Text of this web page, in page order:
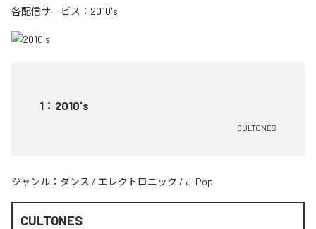
各配信サービス： 2010's
1 ： 2010's
CULTONES
ジャンル： ダンス / エレクトロニック / J-Pop
CULTONES